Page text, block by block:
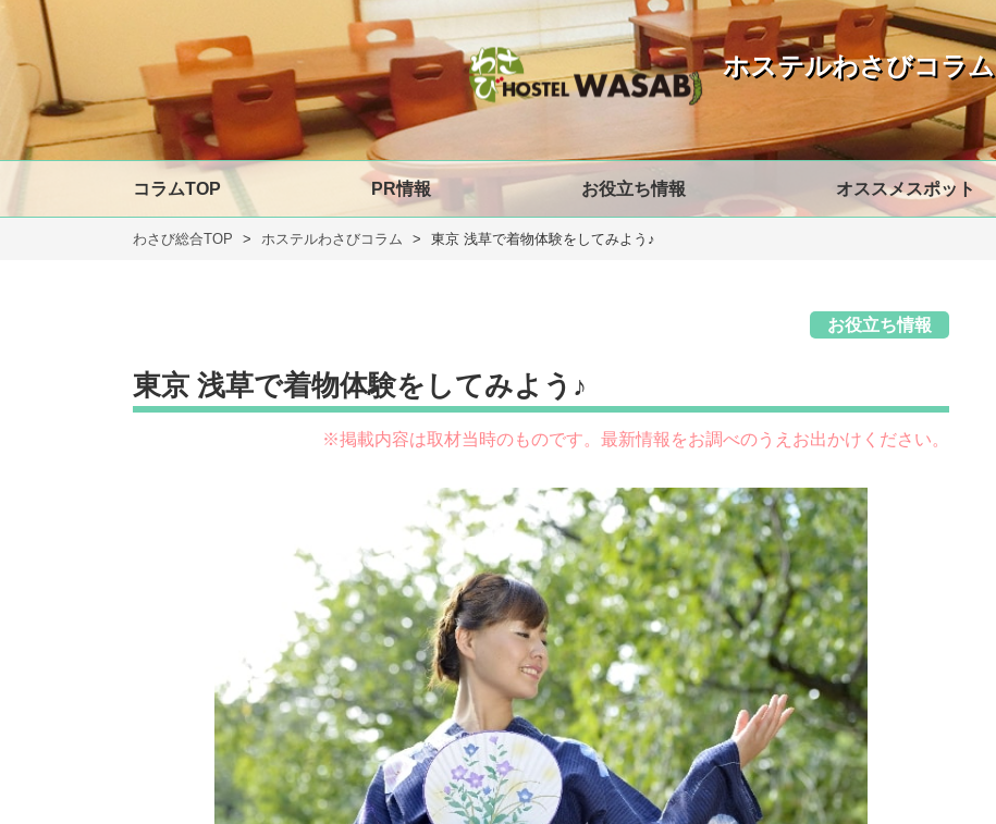
ホステルわさびコラム
コラムTOP PR情報 お役立ち情報 オススメスポット
わさび総合TOP ホステルわさびコラム 東京 浅草で着物体験をしてみよう♪
お役立ち情報
東京 浅草で着物体験をしてみよう♪
※掲載内容は取材当時のものです。最新情報をお調べのうえお出かけください。